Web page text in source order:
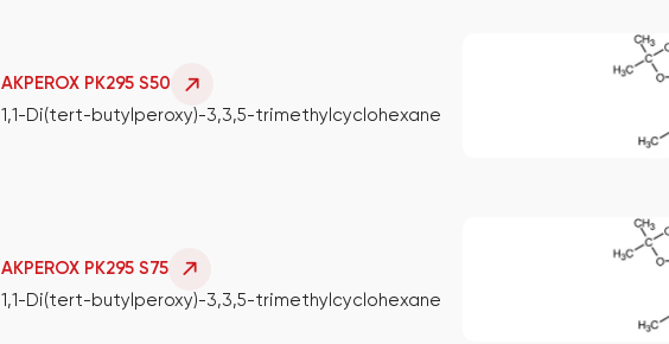
AKPEROX PK295 S50
1,1-Di(tert-butylperoxy)-3,3,5-trimethylcyclohexane
AKPEROX PK295 S75
1,1-Di(tert-butylperoxy)-3,3,5-trimethylcyclohexane